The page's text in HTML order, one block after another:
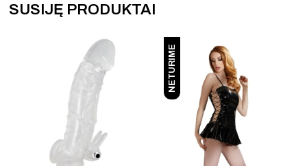
SUSIJĘ PRODUKTAI
NETURIME